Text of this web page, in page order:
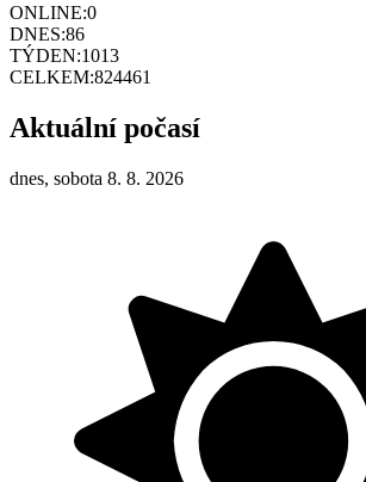
ONLINE:0
DNES:86
TÝDEN:1013
CELKEM:824461
Aktuální počasí
dnes, sobota 8. 8. 2026